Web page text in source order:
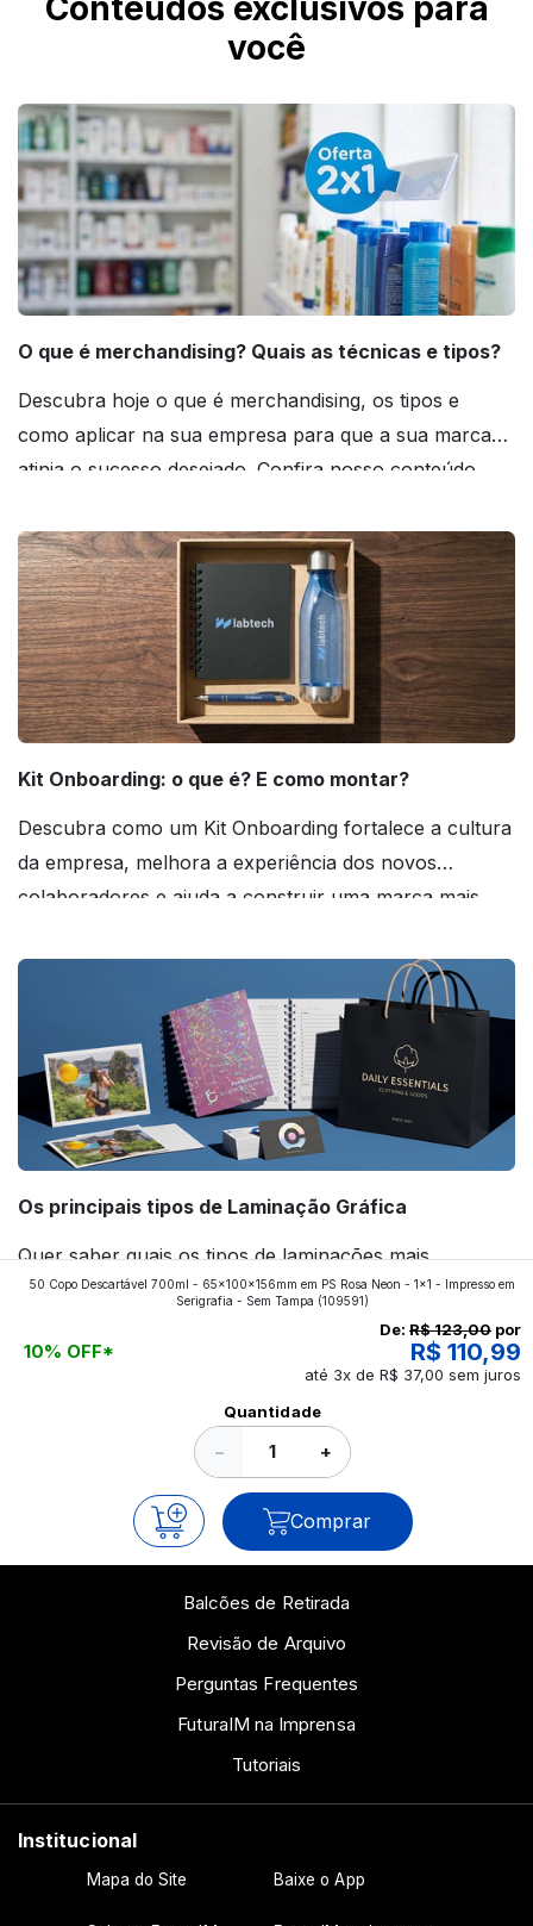
temperaturas extremas exigem cautela para o
Conteúdos exclusivos para
você
O que é merchandising? Quais as técnicas e tipos?
Descubra hoje o que é merchandising, os tipos e
como aplicar na sua empresa para que a sua marca
atinja o sucesso desejado. Confira nosso conteúdo
Kit Onboarding: o que é? E como montar?
Descubra como um Kit Onboarding fortalece a cultura
da empresa, melhora a experiência dos novos
colaboradores e ajuda a construir uma marca mais
Os principais tipos de Laminação Gráfica
Quer saber quais os tipos de laminações mais
aplicados nos impressos da gráfica FuturaIM? Então,
continue a leitura que vamos revelar para você!
50 Copo Descartável 700ml - 65x100x156mm em PS Rosa Neon - 1x1 - Impresso em
Serigrafia - Sem Tampa (109591)
10% OFF*
De: R$ 123,00 por
R$ 110,99
até 3x de R$ 37,00 sem juros
Quantidade
− +
Comprar
Balcões de Retirada
Revisão de Arquivo
Perguntas Frequentes
FuturaIM na Imprensa
Tutoriais
Institucional
Mapa do Site Baixe o App